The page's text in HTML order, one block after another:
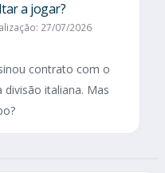
a jogar?
27/07/2026
contrato com o
divisão italiana. Mas